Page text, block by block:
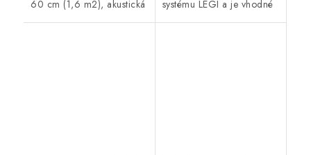
60 cm (1,6 m2), akustická
systému LEGI a je vhodné